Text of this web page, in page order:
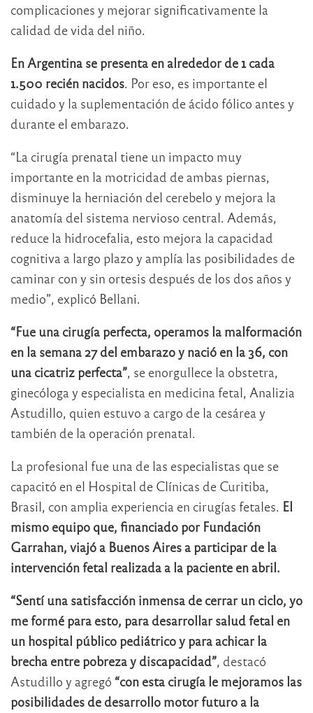
complicaciones y mejorar significativamente la
calidad de vida del niño.
En Argentina se presenta en alrededor de 1 cada
1.500 recién nacidos. Por eso, es importante el
cuidado y la suplementación de ácido fólico antes y
durante el embarazo.
“La cirugía prenatal tiene un impacto muy
importante en la motricidad de ambas piernas,
disminuye la herniación del cerebelo y mejora la
anatomía del sistema nervioso central. Además,
reduce la hidrocefalia, esto mejora la capacidad
cognitiva a largo plazo y amplía las posibilidades de
caminar con y sin ortesis después de los dos años y
medio”, explicó Bellani.
“Fue una cirugía perfecta, operamos la malformación
en la semana 27 del embarazo y nació en la 36, con
una cicatriz perfecta”, se enorgullece la obstetra,
ginecóloga y especialista en medicina fetal, Analizia
Astudillo, quien estuvo a cargo de la cesárea y
también de la operación prenatal.
La profesional fue una de las especialistas que se
capacitó en el Hospital de Clínicas de Curitiba,
Brasil, con amplia experiencia en cirugías fetales. El
mismo equipo que, financiado por Fundación
Garrahan, viajó a Buenos Aires a participar de la
intervención fetal realizada a la paciente en abril.
“Sentí una satisfacción inmensa de cerrar un ciclo, yo
me formé para esto, para desarrollar salud fetal en
un hospital público pediátrico y para achicar la
brecha entre pobreza y discapacidad”, destacó
Astudillo y agregó “con esta cirugía le mejoramos las
posibilidades de desarrollo motor futuro a la